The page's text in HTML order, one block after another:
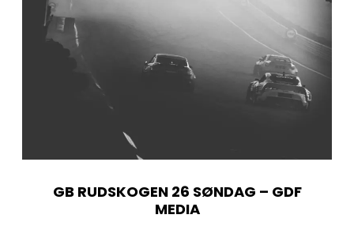
GB RUDSKOGEN 26 SØNDAG – GDF
MEDIA